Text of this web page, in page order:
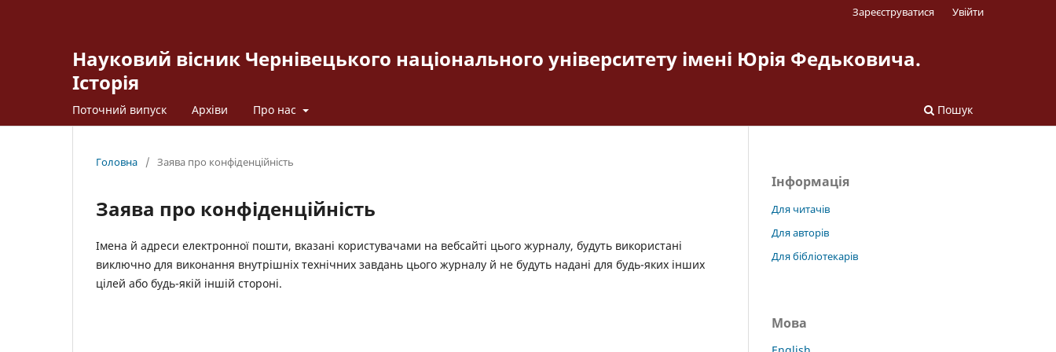
Науковий вісник Чернівецького національного університету імені Юрія Федьковича.
Історія
Поточний випуск Архіви Про нас Пошук
Зареєструватися Увійти
Головна / Заява про конфіденційність
Заява про конфіденційність
Імена й адреси електронної пошти, вказані користувачами на вебсайті цього журналу, будуть використані
виключно для виконання внутрішніх технічних завдань цього журналу й не будуть надані для будь-яких інших
цілей або будь-якій іншій стороні.
Інформація
Для читачів
Для авторів
Для бібліотекарів
Мова